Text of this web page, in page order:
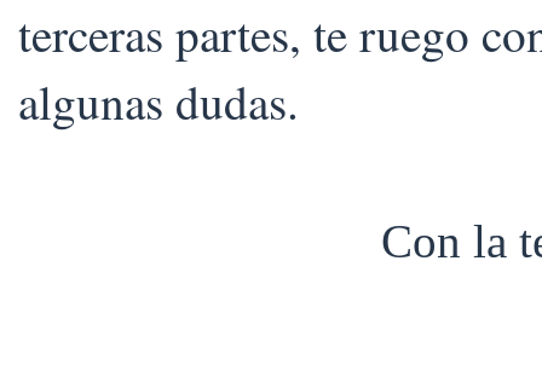
terceras partes, te ruego
algunas dudas.
Con la